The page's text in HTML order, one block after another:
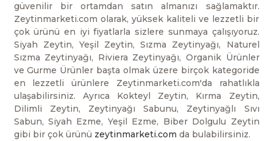
güvenilir bir ortamdan satın almanızı sağlamaktır.
Zeytinmarketi.com olarak, yüksek kaliteli ve lezzetli bir
çok ürünü en iyi fiyatlarla sizlere sunmaya çalışıyoruz.
Siyah Zeytin, Yeşil Zeytin, Sızma Zeytinyağı, Naturel
Sızma Zeytinyağı, Riviera Zeytinyağı, Organik Ürünler
ve Gurme Ürünler başta olmak üzere birçok kategoride
en lezzetli ürünlere Zeytinmarketi.com'da rahatlıkla
ulaşabilirsiniz. Ayrıca Kokteyl Zeytin, Kırma Zeytin,
Dilimli Zeytin, Zeytinyağı Sabunu, Zeytinyağlı Sıvı
Sabun, Siyah Ezme, Yeşil Ezme, Biber Dolgulu Zeytin
gibi bir çok ürünü zeytinmarketi.com da bulabilirsiniz.